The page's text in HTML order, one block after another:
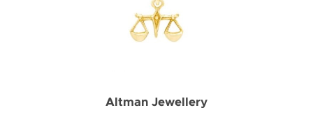
Altman Jewellery